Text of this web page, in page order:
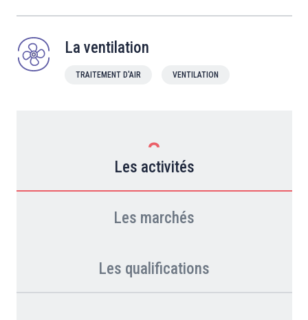
La ventilation
TRAITEMENT D'AIR VENTILATION
Les activités
Les marchés
Les qualifications